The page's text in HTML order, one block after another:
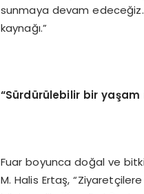
sunmaya devam
kaynağı.”
“Sürdürülebilir bir yaşam
Fuar boyunca doğal ve
M. Halis Ertaş,